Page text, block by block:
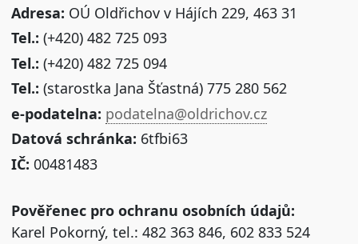
Adresa: OÚ Oldřichov v Hájích 229, 463 31
Tel.: (+420) 482 725 093
Tel.: (+420) 482 725 094
Tel.: (starostka Jana Šťastná) 775 280 562
e-podatelna: podatelna@oldrichov.cz
Datová schránka: 6tfbi63
IČ: 00481483
Pověřenec pro ochranu osobních údajů:
Karel Pokorný, tel.: 482 363 846, 602 833 524